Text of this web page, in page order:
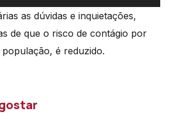
as dúvidas e inquietações,
de que o risco de contágio por
é reduzido.